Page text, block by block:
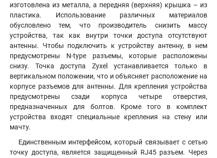
изготовлена из металла, а передняя (верхняя) крышка – из
пластика. Использование различных материалов
обусловлено тем, что производитель снизить массу
устройства, так как внутри точки доступа отсутствуют
антенны. Чтобы подключить к устройству антенну, в нем
предусмотрены N-type разъемы, которые расположены
снизу. Точка доступа Zyxel устанавливается только в
вертикальном положении, что и объясняет расположение на
корпусе разъемов для антенны. Для крепления устройства
предусмотрены сзади корпуса четыре отверстия,
предназначенных для болтов. Кроме того в комплект
устройства входят специальные крепления на стену или
мачту.
Единственным интерфейсом, который связывает с сетью
точку доступа, является защищенный RJ45 разъем. Через